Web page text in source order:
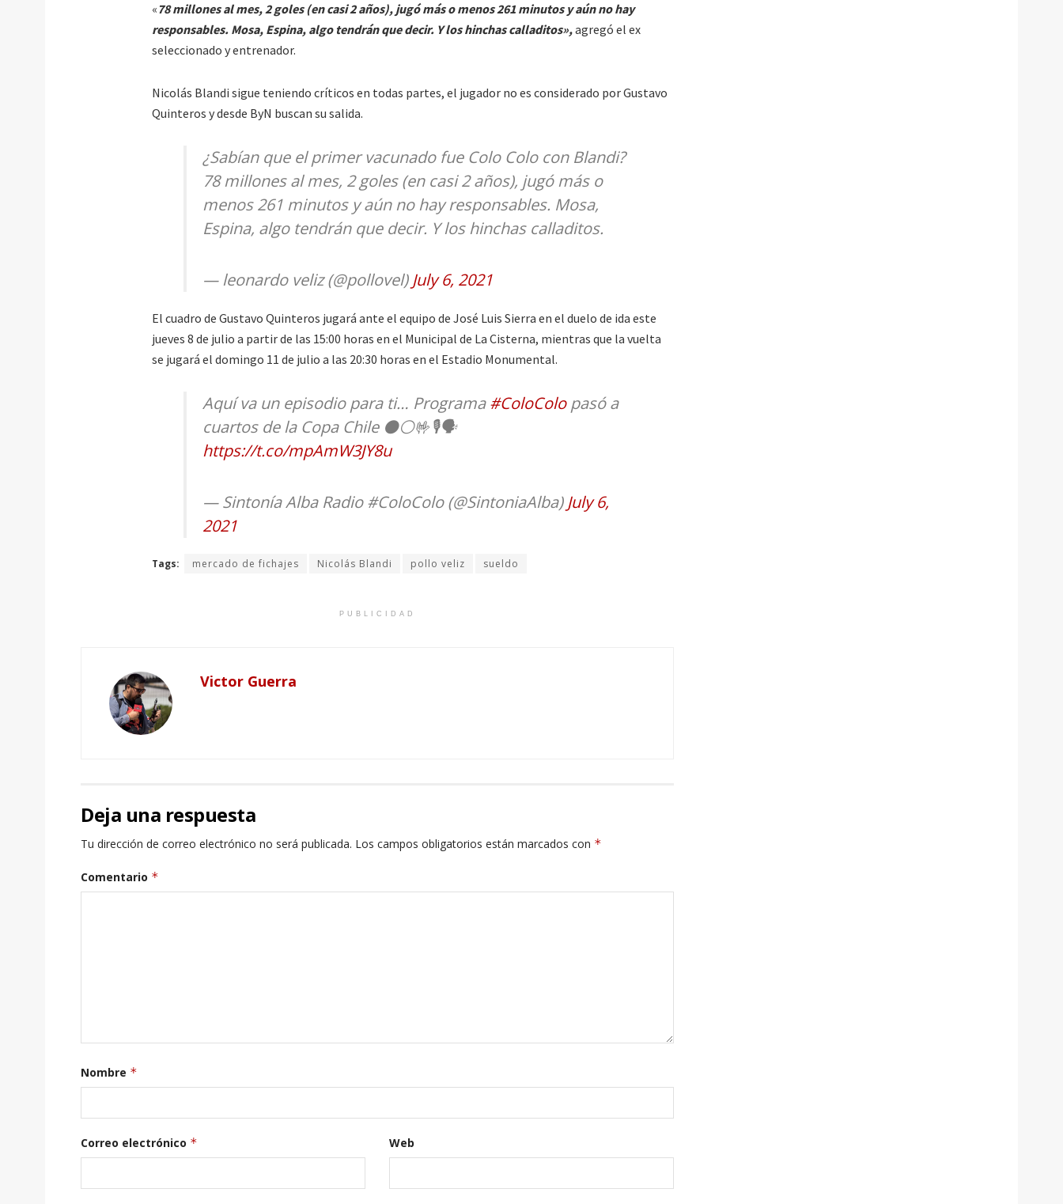
«78 millones al mes, 2 goles (en casi 2 años), jugó más o menos 261 minutos y aún no hay
responsables. Mosa, Espina, algo tendrán que decir. Y los hinchas calladitos»,agregó el ex
seleccionado y entrenador.
Nicolás Blandi sigue teniendo críticos en todas partes, el jugador no es considerado por Gustavo
Quinteros y desde ByN buscan su salida.
¿Sabían que el primer vacunado fue Colo Colo con Blandi?
78 millones al mes, 2 goles (en casi 2 años), jugó más o
menos 261 minutos y aún no hay responsables. Mosa,
Espina, algo tendrán que decir. Y los hinchas calladitos.
— leonardo veliz (@pollovel) July 6, 2021
El cuadro de Gustavo Quinteros jugará ante el equipo de José Luis Sierra en el duelo de ida este
jueves 8 de julio a partir de las 15:00 horas en el Municipal de La Cisterna, mientras que la vuelta
se jugará el domingo 11 de julio a las 20:30 horas en el Estadio Monumental.
Aquí va un episodio para ti… Programa#ColoColopasó a
cuartos de la Copa Chile ⚫⚪🤟🎙️🗣️
https://t.co/mpAmW3JY8u
— Sintonía Alba Radio #ColoColo (@SintoniaAlba) July 6,
2021
Tags: mercado de fichajes Nicolás Blandi pollo veliz sueldo
PUBLICIDAD
Victor Guerra
Deja una respuesta
Tu dirección de correo electrónico no será publicada. Los campos obligatorios están marcados con *
Comentario *
Nombre *
Correo electrónico * Web